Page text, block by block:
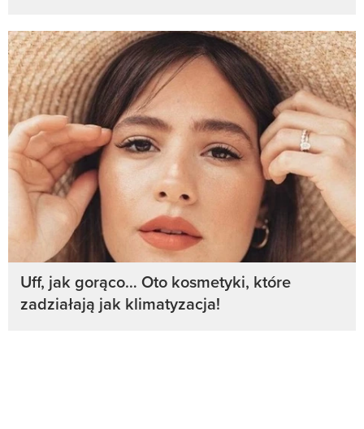
Uff, jak gorąco… Oto kosmetyki, które
zadziałają jak klimatyzacja!